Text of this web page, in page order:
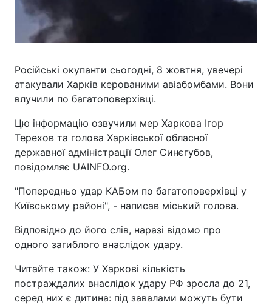
Російські окупанти сьогодні, 8 жовтня, увечері
атакували Харків керованими авіабомбами. Вони
влучили по багатоповерхівці.
Цю інформацію озвучили мер Харкова Ігор
Терехов та голова Харківської обласної
державної адміністрації Олег Синєгубов,
повідомляє UAINFO.org.
"Попередньо удар КАБом по багатоповерхівці у
Київському районі", - написав міський голова.
Відповідно до його слів, наразі відомо про
одного загиблого внаслідок удару.
Читайте також: У Харкові кількість
постраждалих внаслідок удару РФ зросла до 21,
серед них є дитина: під завалами можуть бути